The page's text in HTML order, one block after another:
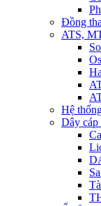
Đồng
ATS,
Hệ
Dây cáp